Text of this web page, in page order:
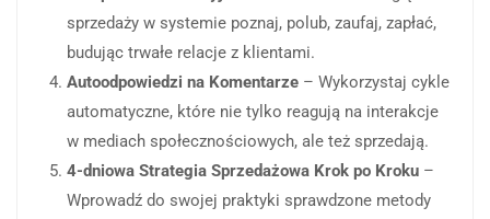
sprzedaży w systemie poznaj, polub, zaufaj, zapłać,
budując trwałe relacje z klientami.
Autoodpowiedzi na Komentarze – Wykorzystaj cykle
automatyczne, które nie tylko reagują na interakcje
w mediach społecznościowych, ale też sprzedają.
4-dniowa Strategia Sprzedażowa Krok po Kroku –
Wprowadź do swojej praktyki sprawdzone metody